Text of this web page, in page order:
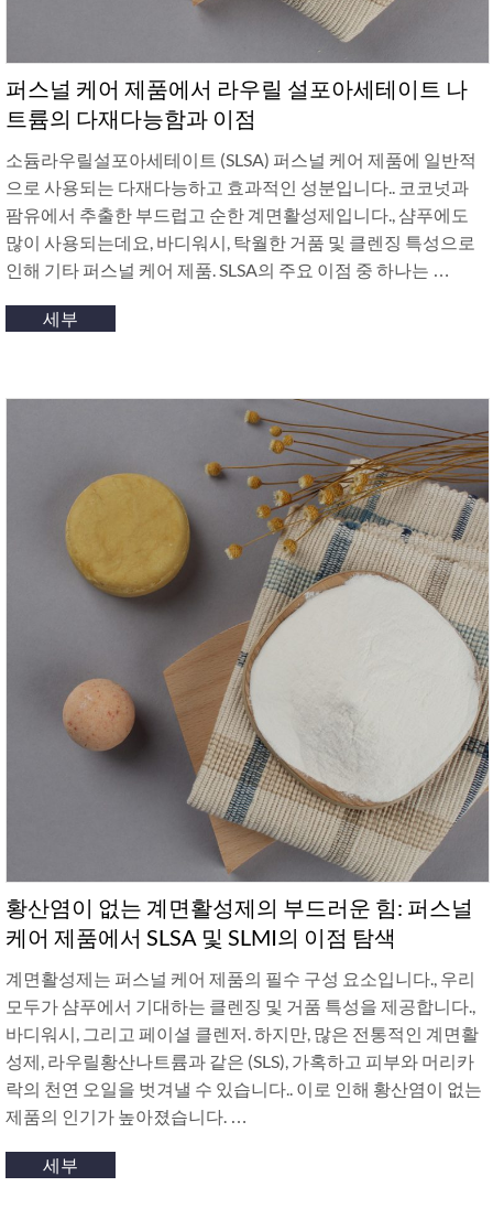
퍼스널 케어 제품에서 라우릴 설포아세테이트 나
트륨의 다재다능함과 이점
소듐라우릴설포아세테이트 (SLSA) 퍼스널 케어 제품에 일반적
으로 사용되는 다재다능하고 효과적인 성분입니다.. 코코넛과
팜유에서 추출한 부드럽고 순한 계면활성제입니다., 샴푸에도
많이 사용되는데요, 바디워시, 탁월한 거품 및 클렌징 특성으로
인해 기타 퍼스널 케어 제품. SLSA의 주요 이점 중 하나는 …
세부
황산염이 없는 계면활성제의 부드러운 힘: 퍼스널
케어 제품에서 SLSA 및 SLMI의 이점 탐색
계면활성제는 퍼스널 케어 제품의 필수 구성 요소입니다., 우리
모두가 샴푸에서 기대하는 클렌징 및 거품 특성을 제공합니다.,
바디워시, 그리고 페이셜 클렌저. 하지만, 많은 전통적인 계면활
성제, 라우릴황산나트륨과 같은 (SLS), 가혹하고 피부와 머리카
락의 천연 오일을 벗겨낼 수 있습니다.. 이로 인해 황산염이 없는
제품의 인기가 높아졌습니다. …
세부